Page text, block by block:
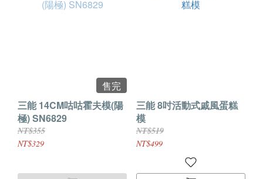
售完
三能 14CM咕咕霍夫模(陽
極) SN6829
NT$355
NT$329
三能 8吋活動式戚風蛋糕
模
NT$519
NT$499